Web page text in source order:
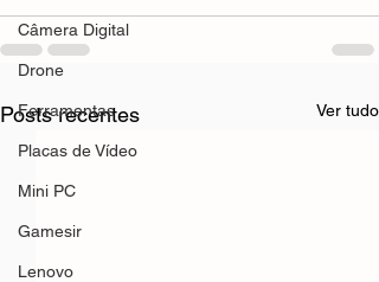
Câmera Digital
Drone
Ferramentas
Placas de Vídeo
Mini PC
Gamesir
Lenovo
Posts recentes Ver tudo